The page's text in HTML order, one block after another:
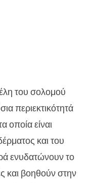
του σολομού
περιεκτικότητά
οποία είναι
και του
ενυδατώνουν το
και βοηθούν στην